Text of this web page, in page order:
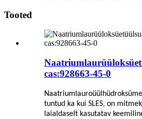
Tooted
cas:928663-45-0
tuntud ka kui SLES, on
laialdaselt kasutatav